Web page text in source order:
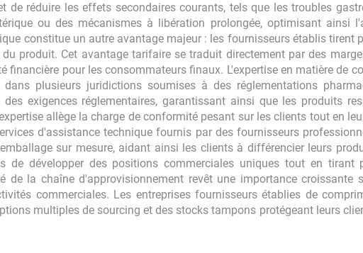
de réduire les effets secondaires courants, tels que les troubles
ou des mécanismes à libération prolongée, optimisant
constitue un autre avantage majeur : les fournisseurs établis tirent
produit. Cet avantage tarifaire se traduit directement par des
financière pour les consommateurs finaux. L'expertise en matière de
plusieurs juridictions soumises à des réglementations
exigences réglementaires, garantissant ainsi que les produits
allège la charge de conformité pesant sur les clients tout en
d'assistance technique fournis par des fournisseurs
sur mesure, aidant ainsi les clients à différencier leurs
de développer des positions commerciales uniques tout en
de la chaîne d'approvisionnement revêt une importance
commerciales. Les entreprises fournisseurs établies de
multiples de sourcing et des stocks tampons protégeant leurs